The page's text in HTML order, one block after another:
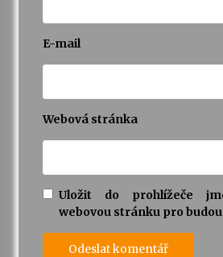
E-mail
Webová stránka
Uložit do prohlížeče
webovou stránku pro